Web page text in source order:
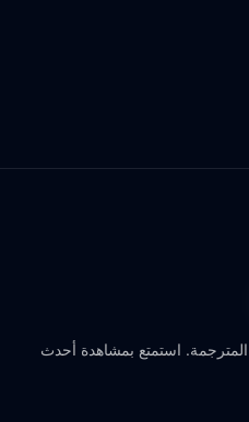
المترجمة. استمتع بمشاهدة أحدث